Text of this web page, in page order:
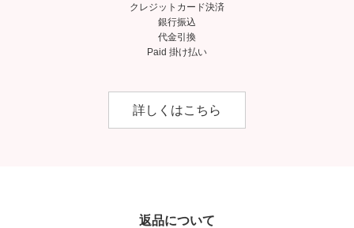
クレジットカード決済
銀行振込
代金引換
Paid 掛け払い
詳しくはこちら
返品について